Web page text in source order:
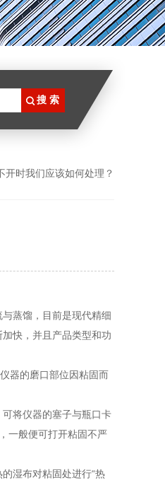
开时我们应该如何处理？
蒸馏，目前是现代精细
快，并且产品类型和功
器的磨口部位因粘固而
将仪器的塞子与瓶口卡
一般便可打开粘固不严
湿布对粘固处进行“热